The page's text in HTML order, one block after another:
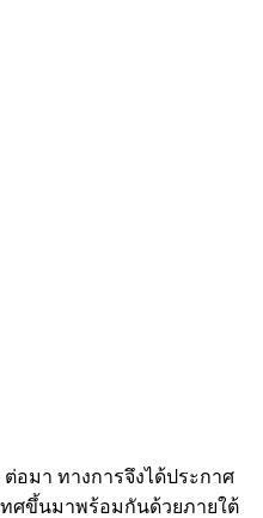
อมา ทางการจึงได้ประกาศ
ทศขึ้นมาพร้อมกันด้วยภายใต้